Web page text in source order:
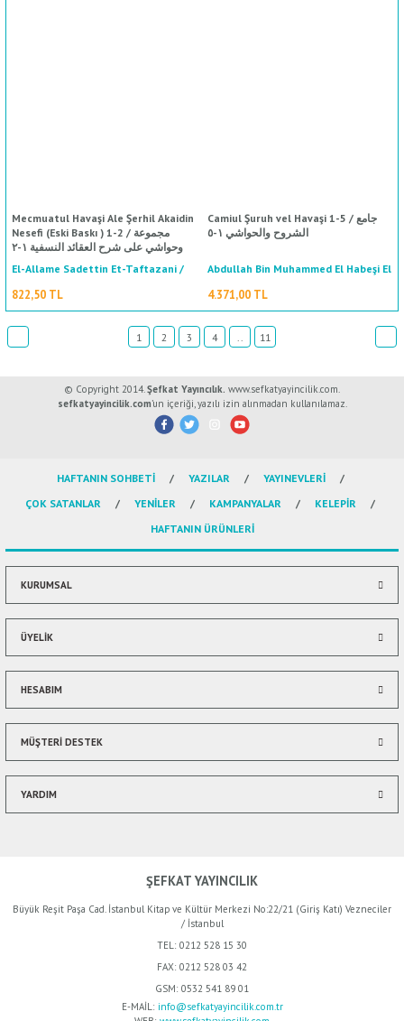
%50
indirim
Mecmuatul Havaşi Ale Şerhil Akaidin
Nesefi (Eski Baskı ) 1-2 / مجموعة
وحواشي على شرح العقائد النسفية ١-٢
El-Allame Sadettin Et-Taftazani /
العلامة سعد الدين التفتازاني
822,50 TL
Camiul Şuruh vel Havaşi 1-5 / جامع
الشروح والحواشي ١-٥
Abdullah Bin Muhammed El Habeşi El
Yemani / عبد الله بن محمد الحبشي
اليماني
4.371,00 TL
1 2 3 4 11
© Copyright 2014.Şefkat Yayıncılık. www.sefkatyayincilik.com.
sefkatyayincilik.com’un içeriği, yazılı izin alınmadan kullanılamaz.
HAFTANIN SOHBETİ YAZILAR
YAYINEVLERİ
ÇOK SATANLAR
YENİLER KAMPANYALAR
KELEPİR
HAFTANIN ÜRÜNLERİ
KURUMSAL
ÜYELİK
HESABIM
MÜŞTERİ DESTEK
YARDIM
ŞEFKAT YAYINCILIK
Büyük Reşit Paşa Cad. İstanbul Kitap ve Kültür Merkezi No:22/21 (Giriş Katı) Vezneciler
/ İstanbul
TEL: 0212 528 15 30
FAX: 0212 528 03 42
GSM: 0532 541 89 01
E-MAİL: info@sefkatyayincilik.com.tr